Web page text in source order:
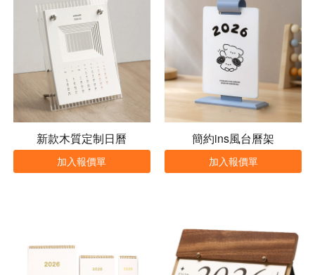
新款木質定制日曆
加入報價單
簡約ins風台曆架
加入報價單